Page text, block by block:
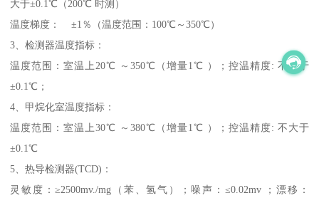
大于±0.1℃（200℃ 时测）
温度梯度： ±1％（温度范围：100℃～350℃）
3、检测器温度指标：
温度范围：室温上20℃ ～350℃（增量1℃ ）；控温精度: 不大于
±0.1℃；
4、甲烷化室温度指标：
温度范围：室温上30℃ ～380℃（增量1℃ ）；控温精度: 不大于
±0.1℃
5、热导检测器(TCD)：
灵敏度：≥2500mv./mg（苯、氢气）；噪声：≤0.02mv ；漂移：